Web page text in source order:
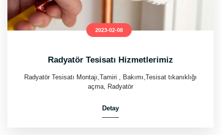
2023-02-08
Radyatör Tesisatı Hizmetlerimiz
Radyatör Tesisatı Montajı,Tamiri , Bakımı,Tesisat tıkanıklığı
açma, Radyatör
Detay